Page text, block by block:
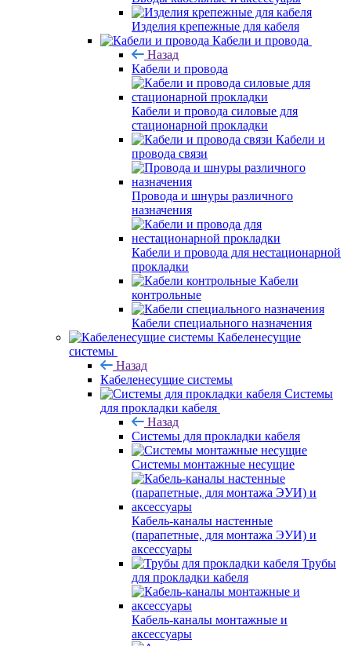
Изделия крепежные для кабеля
Кабели и провода
Назад
Кабели и провода
Кабели и провода силовые для
стационарной прокладки
Кабели и
провода связи
Провода и шнуры различного
назначения
Кабели и провода для нестационарной
прокладки
Кабели
контрольные
Кабели специального назначения
Кабеленесущие
системы
Назад
Кабеленесущие системы
Системы
для прокладки кабеля
Назад
Системы для прокладки кабеля
Системы монтажные несущие
Кабель-каналы настенные
(парапетные, для монтажа ЭУИ) и
аксессуары
Трубы
для прокладки кабеля
Кабель-каналы монтажные и
аксессуары